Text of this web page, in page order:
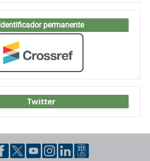
Identificador permanente
Twitter